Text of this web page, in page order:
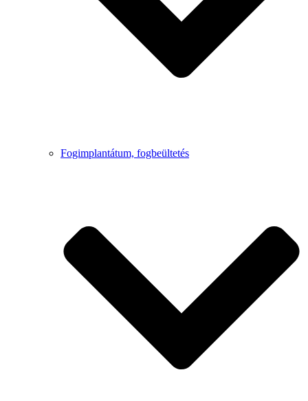
Fogimplantátum, fogbeültetés